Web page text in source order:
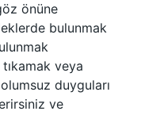
önüne
bulunmak
tıkamak veya
duyguları
ve